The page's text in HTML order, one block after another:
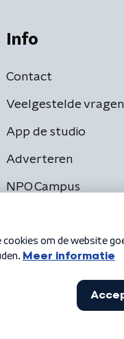
Info
Contact
Veelgestelde vragen
App de studio
Adverteren
NPO Campus